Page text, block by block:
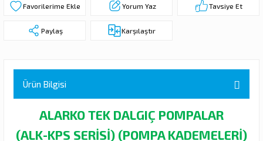
Yorum Yaz Tavsiye Et
Paylaş Karşılaştır
Ürün Bilgisi
ALARKO TEK DALGIÇ POMPALAR
(ALK-KPS SERİSİ) (POMPA KADEMELERİ)